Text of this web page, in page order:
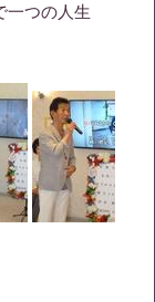
一つの人生